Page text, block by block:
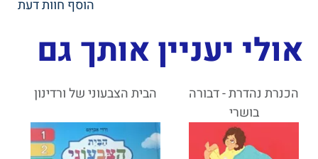
הוסף חוות דעת
אולי יעניין אותך גם
הכנרת נהדרת - דבורה
בושרי
הבית הצבעוני של ורדינון